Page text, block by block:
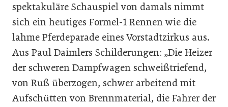
spektakuläre Schauspiel von damals nimmt
sich ein heutiges Formel-1 Rennen wie die
lahme Pferdeparade eines Vorstadtzirkus aus.
Aus Paul Daimlers Schilderungen: „Die Heizer
der schweren Dampfwagen schweißtriefend,
von Ruß überzogen, schwer arbeitend mit
Aufschütten von Brennmaterial, die Fahrer der